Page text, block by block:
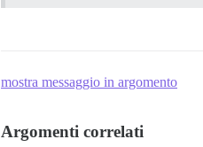
mostra messaggio in argomento
Argomenti correlati